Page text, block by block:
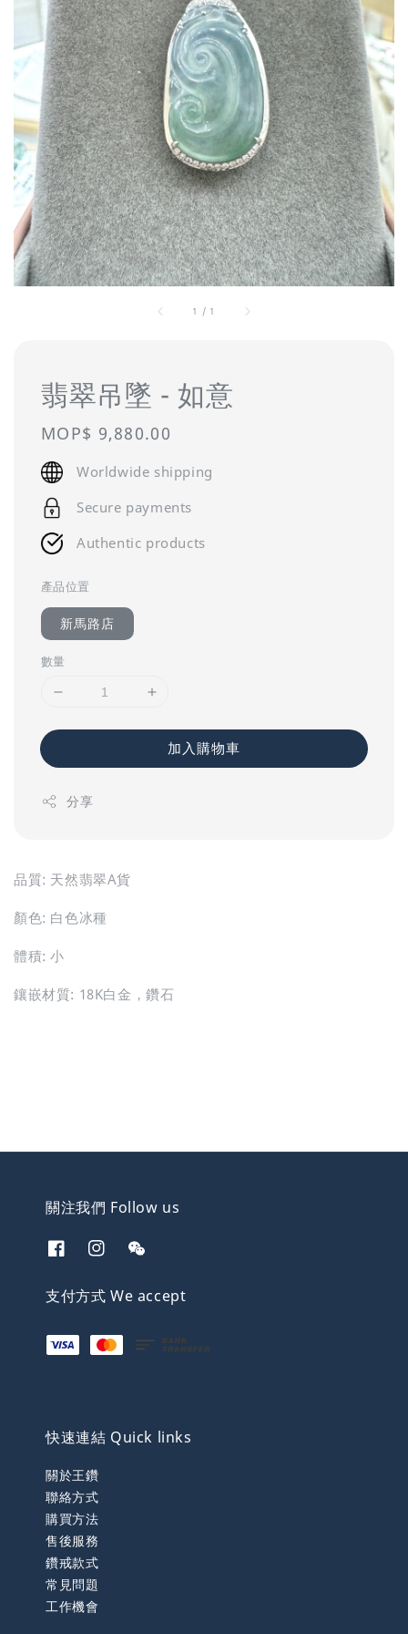
1 / 1
翡翠吊墜 - 如意
Regular
price
MOP$ 9,880.00
Worldwide shipping
Secure payments
Authentic products
產品位置
新馬路店
數量
加入購物車
分享
品質: 天然翡翠A貨
顏色: 白色冰種
體積: 小
鑲嵌材質: 18K白金，鑽石
關注我們 Follow us
支付方式 We accept
快速連結 Quick links
關於王鑽
聯絡方式
購買方法
售後服務
鑽戒款式
常見問題
工作機會